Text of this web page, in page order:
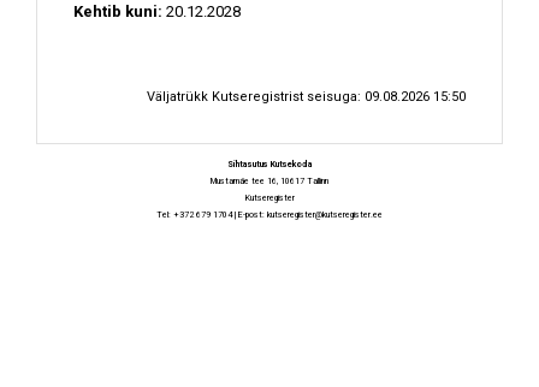
Kehtib kuni: 20.12.2028
Väljatrükk Kutseregistrist seisuga: 09.08.2026 15:50
Sihtasutus Kutsekoda
Mustamäe tee 16, 10617 Tallinn
Kutseregister
Tel: +372 679 1704 | E-post: kutseregister@kutseregister.ee